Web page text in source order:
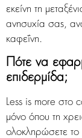
εκείνη τη
ανησυχία σας,
καφεΐνη.
Πότε να
επιδερμίδα;
Less is more στο
μόνο όπου τη
ολοκληρώσετε